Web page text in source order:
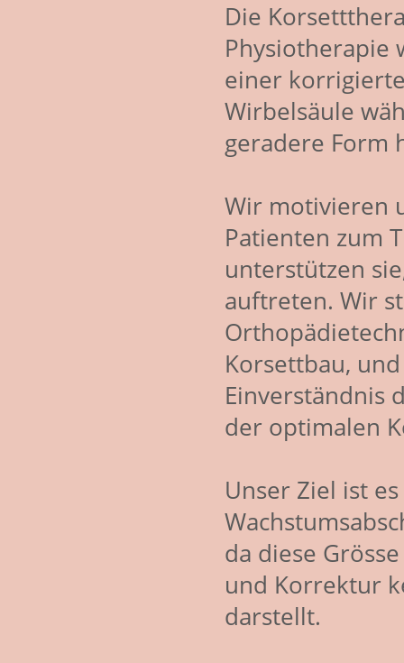
Die
Physiotherapie
einer
Wirbelsäule
geradere Form
Wir motivieren
Patienten zum
unterstützen
auftreten. Wir
Korsettbau,
Einverständnis
der optimalen
Unser Ziel ist
da diese
und Korrektur
darstellt.